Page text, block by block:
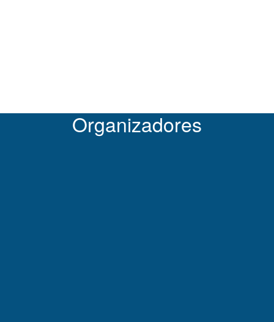
Organizadores